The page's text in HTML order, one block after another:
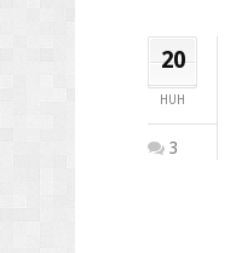
20
HUH
3